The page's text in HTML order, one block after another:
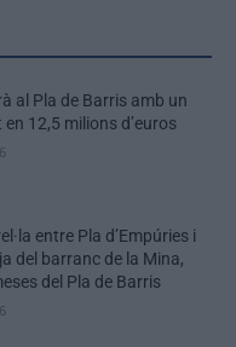
al Pla de Barris amb un
12,5 milions d’euros
entre Pla d’Empúries i
del barranc de la Mina,
del Pla de Barris